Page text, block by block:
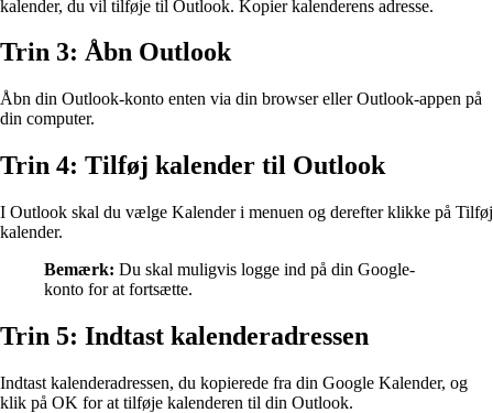
kalender, du vil tilføje til Outlook. Kopier kalenderens adresse.
Trin 3: Åbn Outlook
Åbn din Outlook-konto enten via din browser eller Outlook-appen på
din computer.
Trin 4: Tilføj kalender til Outlook
I Outlook skal du vælge Kalender i menuen og derefter klikke på Tilføj
kalender.
Bemærk: Du skal muligvis logge ind på din Google-
konto for at fortsætte.
Trin 5: Indtast kalenderadressen
Indtast kalenderadressen, du kopierede fra din Google Kalender, og
klik på OK for at tilføje kalenderen til din Outlook.